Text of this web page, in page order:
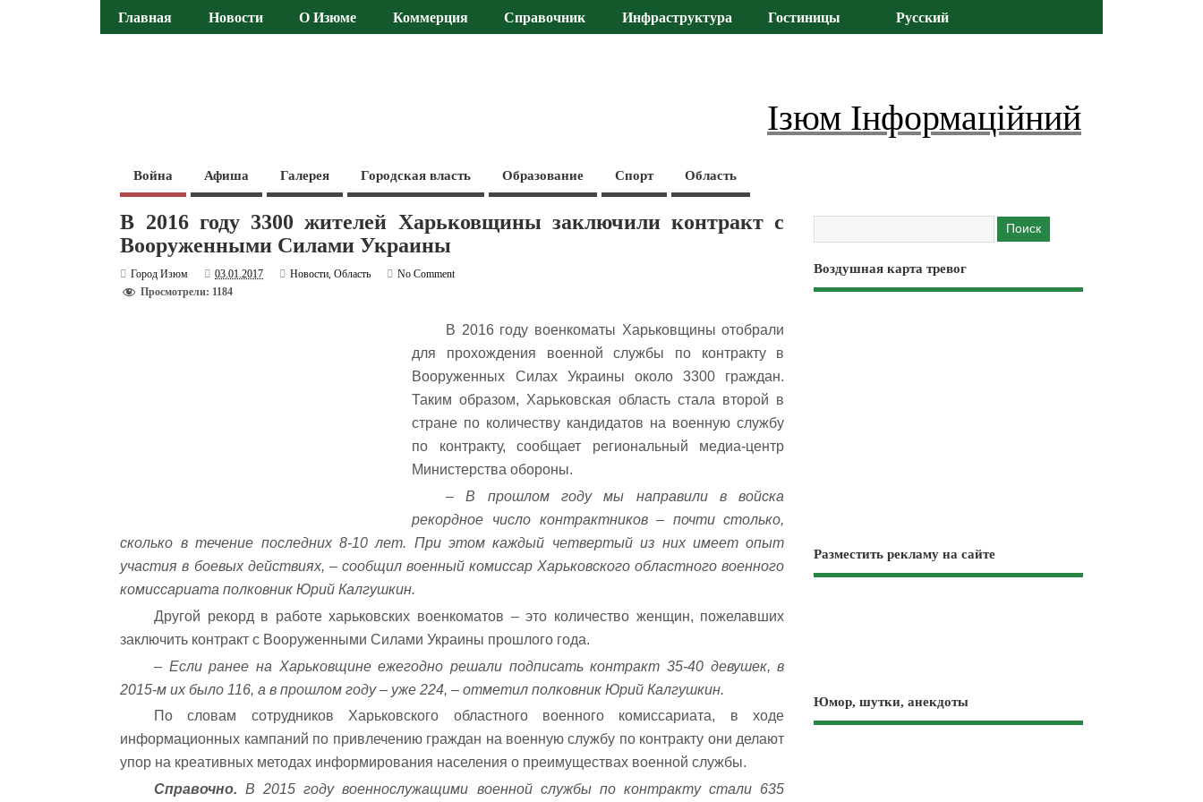
Главная Новости О Изюме Коммерция Справочник Инфраструктура Гостиницы Русский
Ізюм Інформаційний
Война Афиша Галерея Городская власть Образование Спорт Область
В 2016 году 3300 жителей Харьковщины заключили контракт с
Вооруженными Силами Украины
Город Изюм 03.01.2017 Новости,Область
No Comment
Просмотрели: 1184
В 2016 году военкоматы Харьковщины отобрали
для прохождения военной службы по контракту в
Вооруженных Силах Украины около 3300 граждан.
Таким образом, Харьковская область стала второй в
стране по количеству кандидатов на военную службу
по контракту, сообщает региональный медиа-центр
Министерства обороны.
– В прошлом году мы направили в войска
рекордное число контрактников – почти столько,
сколько в течение последних 8-10 лет. При этом каждый четвертый из них имеет опыт
участия в боевых действиях, – сообщил военный комиссар Харьковского областного военного
комиссариата полковник Юрий Калгушкин.
Другой рекорд в работе харьковских военкоматов – это количество женщин, пожелавших
заключить контракт с Вооруженными Силами Украины прошлого года.
– Если ранее на Харьковщине ежегодно решали подписать контракт 35-40 девушек, в
2015-м их было 116, а в прошлом году – уже 224, – отметил полковник Юрий Калгушкин.
По словам сотрудников Харьковского областного военного комиссариата, в ходе
информационных кампаний по привлечению граждан на военную службу по контракту они делают
упор на креативных методах информирования населения о преимуществах военной службы.
Справочно. В 2015 году военнослужащими военной службы по контракту стали 635
Воздушная карта тревог
Разместить рекламу на сайте
Юмор, шутки, анекдоты